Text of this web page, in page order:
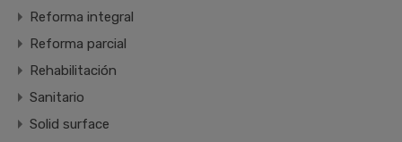
Reforma integral
Reforma parcial
Rehabilitación
Sanitario
Solid surface